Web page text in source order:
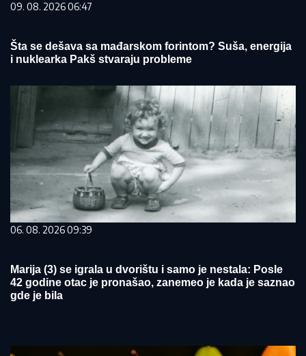
09. 08. 2026 06:47
Šta se dešava sa mađarskom forintom? Suša, energija
i nuklearka Pakš stvaraju probleme
06. 08. 2026 09:39
Marija (3) se igrala u dvorištu i samo je nestala: Posle
42 godine otac je pronašao, zanemeo je kada je saznao
gde je bila